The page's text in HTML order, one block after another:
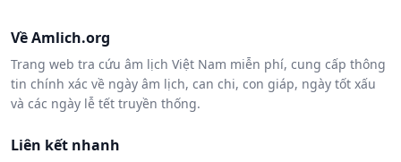
Về Amlich.org
Trang web tra cứu âm lịch Việt Nam miễn phí, cung cấp thông
tin chính xác về ngày âm lịch, can chi, con giáp, ngày tốt xấu
và các ngày lễ tết truyền thống.
Liên kết nhanh